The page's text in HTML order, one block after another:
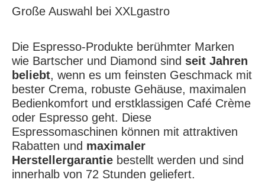
Große Auswahl bei XXLgastro
Die Espresso-Produkte berühmter Marken
wie Bartscher und Diamond sind seit Jahren
beliebt, wenn es um feinsten Geschmack mit
bester Crema, robuste Gehäuse, maximalen
Bedienkomfort und erstklassigen Café Crème
oder Espresso geht. Diese
Espressomaschinen können mit attraktiven
Rabatten und maximaler
Herstellergarantie bestellt werden und sind
innerhalb von 72 Stunden geliefert.